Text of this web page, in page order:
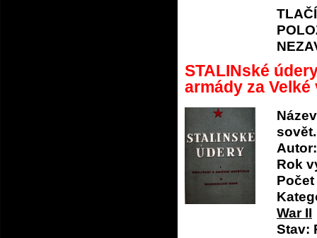
STALINské
armády za
Autor:
Rok
War II
Stav: